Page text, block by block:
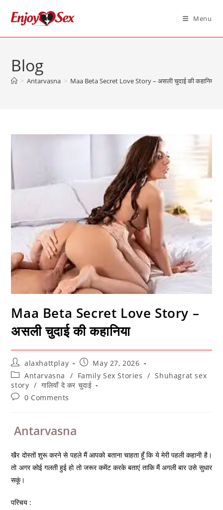
Menu
Blog
> Antarvasna > Maa Beta Secret Love Story – असली चुदाई की कहानिया
Maa Beta Secret Love Story –
असली चुदाई की कहानिया
Post
author:
alaxhattplay
Post
published:
May 27, 2026
Post
category:
Antarvasna / Family Sex Stories / Shuhagrat sex
story / गालियाँ दे कर चुदाई
Post0 Comments
Antarvasna
खैर दोस्तों शुरू करने से पहले मैं आपको बताना चाहता हूँ कि ये मेरी पहली कहानी है।
तो अगर कोई गलती हुई हो तो जरूर कमेंट करके बताएं ताकि मैं अगली बार उसे सुधार
सकूं।
परिचय :